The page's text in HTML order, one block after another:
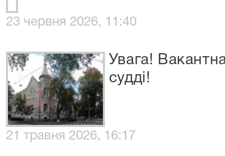
23 червня 2026, 11:40
Увага!
судді!
21 травня 2026, 16:17